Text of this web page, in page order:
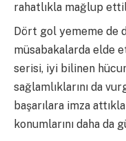
rahatlıkla mağlup
Dört gol yememe de
müsabakalarda elde
serisi, iyi bilinen
sağlamlıklarını da
başarılara imza
konumlarını daha da